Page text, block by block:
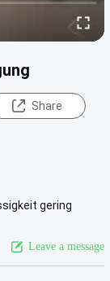
Share
gering
Leave a message